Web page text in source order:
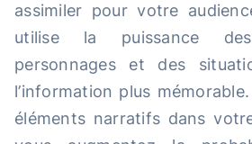
assimiler pour votre
utilise la puissance
personnages et des
l’information plus
éléments narratifs dans